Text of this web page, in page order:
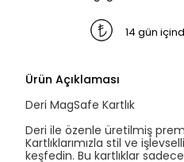
14 gün
Ürün Açıklaması
Deri MagSafe Kartlık
Deri ile özenle üretilmiş
Kartlıklarımızla stil ve
keşfedin. Bu kartlıklar